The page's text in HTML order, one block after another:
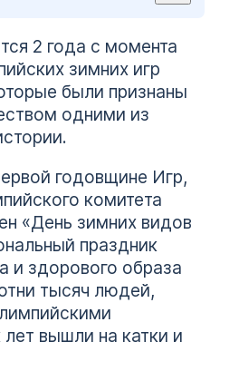
2 года с момента
зимних игр
были признаны
одними из
годовщине Игр,
комитета
«День зимних видов
праздник
и здорового образа
тысяч людей,
вышли на катки и